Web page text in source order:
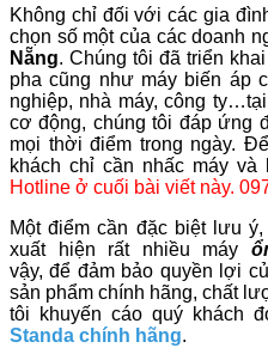
Không chỉ đối với các gia
chọn số một của các doanh
Nẵng. Chúng tôi đã triển
pha cũng như máy biến áp
nghiệp, nhà máy, công
cơ động, chúng tôi đáp ứng
mọi thời điểm trong ngày.
khách chỉ cần nhấc máy
Hotline ở cuối bài viết này.
Một điểm cần đặc biệt lưu
xuất hiện rất nhiều máy
vậy, để đảm bảo quyền lợi
sản phẩm chính hãng, chất
tôi khuyến cáo quý khách
Standa chính hãng.